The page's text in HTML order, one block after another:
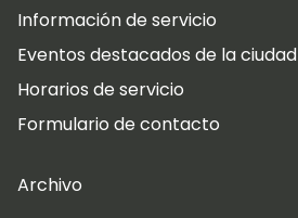
Información de servicio
Eventos destacados de la ciudad
Horarios de servicio
Formulario de contacto
Archivo